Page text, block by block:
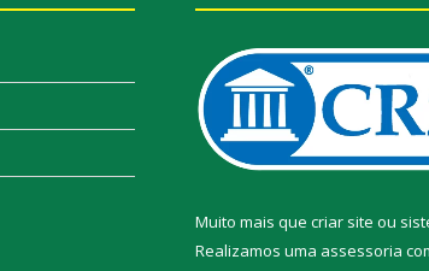
Muito mais que criar site ou
Realizamos uma assessoria